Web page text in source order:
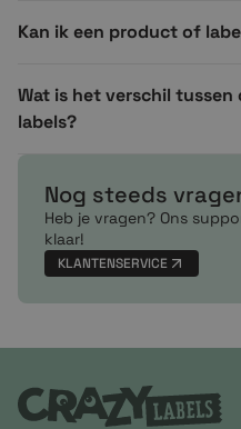
Kan ik een product of
Wat is het verschil
labels?
Nog steeds
Heb je vragen? Ons
klaar!
KLANTENSERVICE